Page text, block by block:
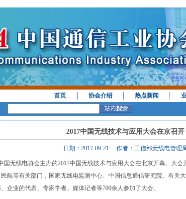
首页│ 协会介绍│ 热点新闻
2017中国无线技术与应用大会在京召开
日期：2017-09-21 作者：工信部无线电管理
无线电协会主办的2017中国无线技术与应用大会在北京开幕。大会
航等有关部门，国家无线电监测中心、中国信息通信研究院、有关
企业的代表、专家学者、媒体记者等700余人参加了大会。